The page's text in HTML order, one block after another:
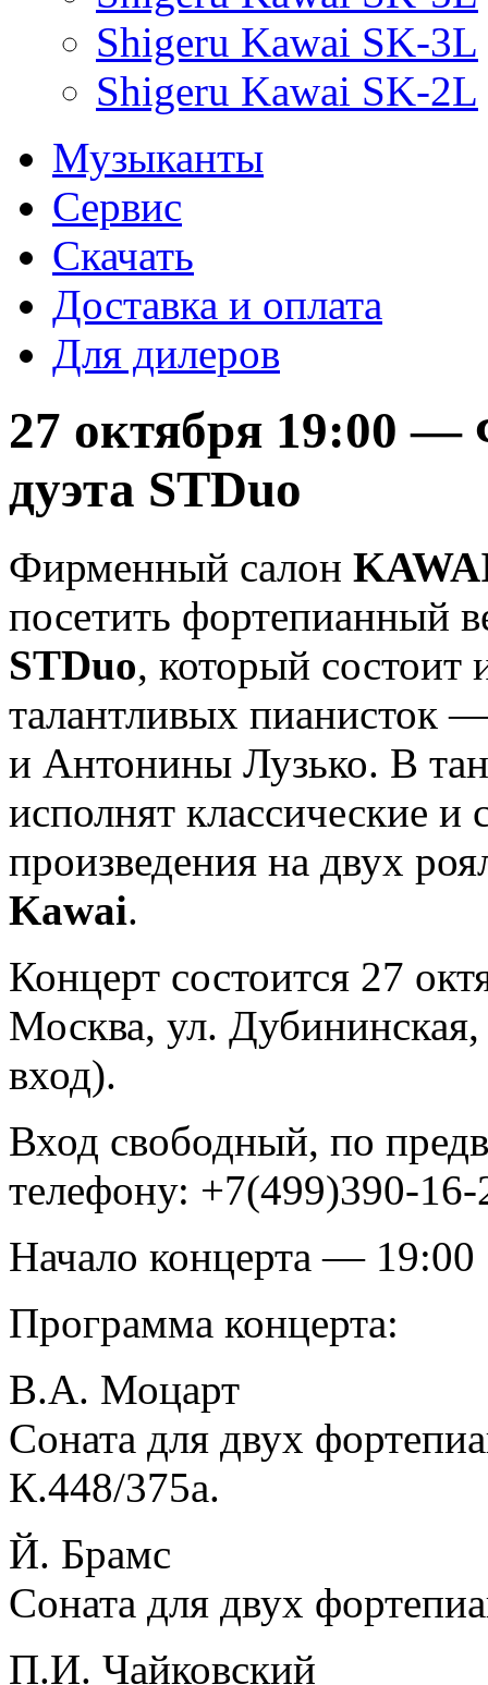
Shigeru Kawai SK-3L
Shigeru Kawai SK-2L
Музыканты
Сервис
Скачать
Доставка и оплата
Для дилеров
27 октября 19:00 —
дуэта STDuo
Фирменный салон
посетить фортепианный
STDuo, который состоит
талантливых пианисток
и Антонины Лузько. В
исполнят классические и
произведения на двух
Kawai.
Концерт состоится 27
Москва, ул.
вход).
Вход свободный, по
телефону: +7(499)390-16-
Начало концерта — 19:00
Программа концерта:
В.А. Моцарт
Соната для двух
К.448/375а.
Й. Брамс
Соната для двух
П.И. Чайковский